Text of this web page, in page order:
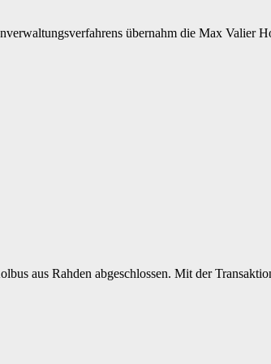
übernahm die Max Valier
aus Rahden abgeschlossen. Mit der